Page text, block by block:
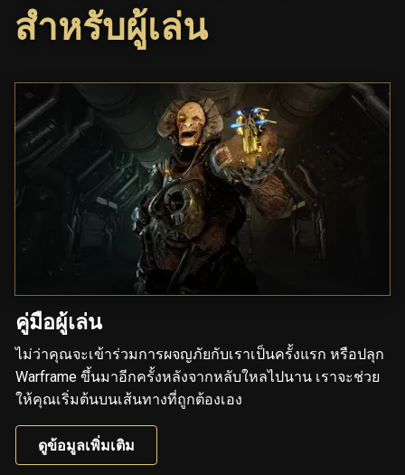
สำหรับผู้เล่น
คู่มือผู้เล่น
ไม่ว่าคุณจะเข้าร่วมการผจญภัยกับเราเป็นครั้งแรก หรือปลุก
Warframe ขึ้นมาอีกครั้งหลังจากหลับใหลไปนาน เราจะช่วย
ให้คุณเริ่มต้นบนเส้นทางที่ถูกต้องเอง
ดูข้อมูลเพิ่มเติม